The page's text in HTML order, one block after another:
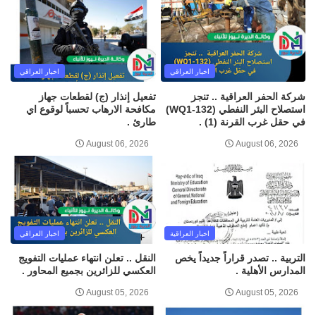
اخبار العراقي
شركة الحفر العراقية .. تنجز
استصلاح البئر النفطي (WQ1-132)
في حقل غرب القرنة (1) .
August 06, 2026
اخبار العراقي
تفعيل إنذار (ج) لقطعات جهاز
مكافحة الارهاب تحسباً لوقوع اي
طارئ .
August 06, 2026
اخبار العراقية
التربية .. تصدر قراراً جديداً يخص
المدارس الأهلية .
August 05, 2026
اخبار العراقي
النقل .. تعلن انتهاء عمليات التفويج
العكسي للزائرين بجميع المحاور .
August 05, 2026